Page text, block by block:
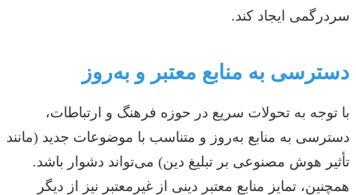
سردرگمی ایجاد کند.
دسترسی به منابع معتبر و به‌روز
با توجه به تحولات سریع در حوزه فرهنگ و ارتباطات،
دسترسی به منابع به‌روز و متناسب با موضوعات جدید (مانند
تأثیر هوش مصنوعی بر تبلیغ دین) می‌تواند دشوار باشد.
همچنین، تمایز منابع معتبر دینی از غیرمعتبر نیز از دیگر